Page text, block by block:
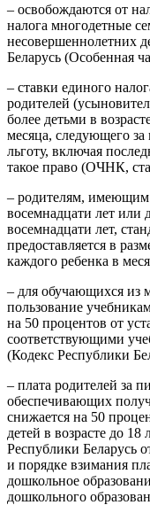
– освобождаются от
налога многодетные
несовершеннолетних
Беларусь (Особенная
– ставки единого
родителей
более детьми в
месяца, следующего
льготу, включая
такое право (ОЧНК,
– родителям, имеющим
восемнадцати лет или
восемнадцати лет,
предоставляется в
каждого ребенка в
– для обучающихся из
пользование
на 50 процентов от
соответствующими
(Кодекс Республики
– плата родителей за
обеспечивающих
снижается на 50
детей в возрасте до
Республики Беларусь
и порядке взимания
дошкольное
дошкольного